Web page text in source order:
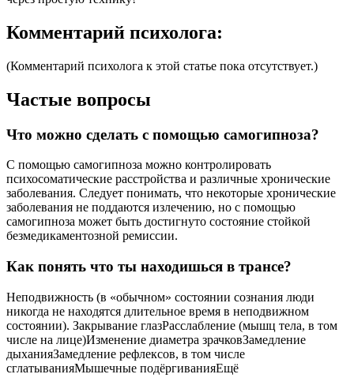
Комментарий психолога:
(Комментарий психолога к этой статье пока отсутствует.)
Частые вопросы
Что можно сделать с помощью самогипноза?
С помощью самогипноза можно контролировать
психосоматические расстройства и различные хронические
заболевания. Следует понимать, что некоторые хронические
заболевания не поддаются излечению, но с помощью
самогипноза может быть достигнуто состояние стойкой
безмедикаментозной ремиссии.
Как понять что ты находишься в трансе?
Неподвижность (в «обычном» состоянии сознания люди
никогда не находятся длительное время в неподвижном
состоянии). Закрывание глазРасслабление (мышц тела, в том
числе на лице)Изменение диаметра зрачковЗамедление
дыханияЗамедление рефлексов, в том числе
сглатыванияМышечные подёргиванияЕщё